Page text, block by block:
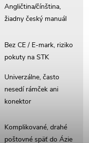
Angličtina/čínština,
žiadny český manuál
Bez CE / E-mark, riziko
pokuty na STK
Univerzálne, často
nesedí rámček ani
konektor
Komplikované, drahé
poštovné späť do Ázie